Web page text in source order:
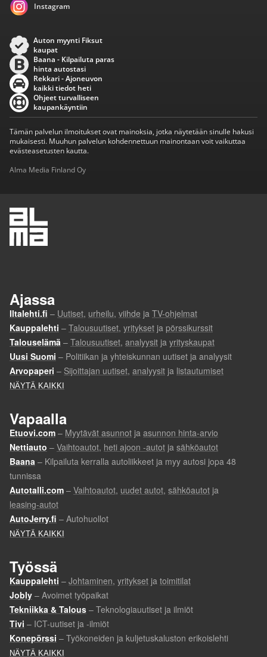
Instagram
Auton myynti Fiksut
kaupat
Baana - Kilpailuta paras
hinta autostasi
Rekkari - Ajoneuvon
kaikki tiedot heti
Ohjeet turvalliseen
kaupankäyntiin
Tämän palvelun ilmoitukset ovat mainoksia, jotka näytetään sinulle hakusi
mukaisesti. Muuhun palvelun kohdennettuun mainontaan voit vaikuttaa
evästeasetusten kautta.
Alma Media Finland Oy